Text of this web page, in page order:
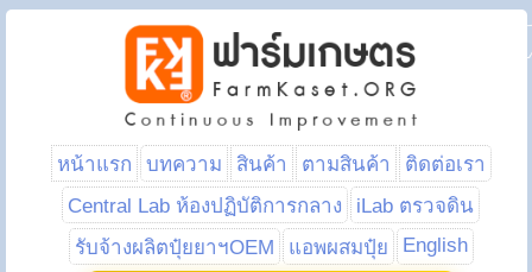
หน้าแรก บทความ สินค้า ตามสินค้า
ติดต่อเรา
Central Lab ห้องปฏิบัติการกลาง
iLab ตรวจดิน
รับจ้างผลิตปุ๋ยยาฯOEM
แอพผสมปุ๋ย English